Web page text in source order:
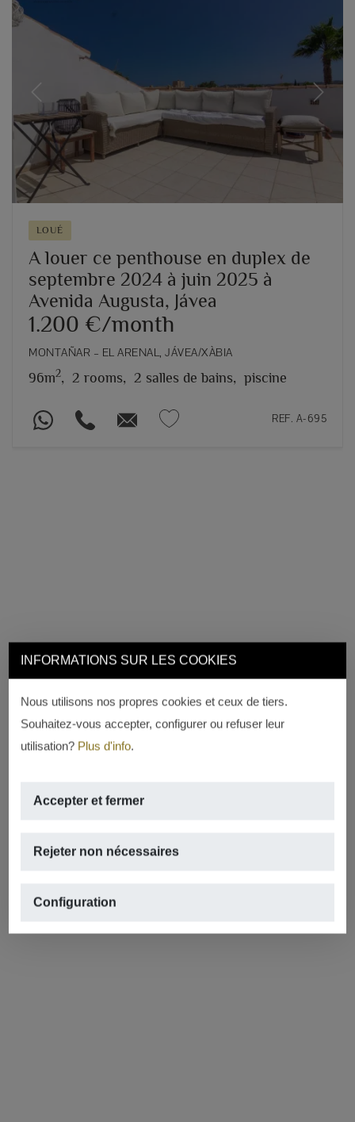
INFORMATIONS SUR LES COOKIES
Nous utilisons nos propres cookies et ceux de tiers.
Souhaitez-vous accepter, configurer ou refuser leur
utilisation? Plus d'info.
Accepter et fermer
Rejeter non nécessaires
Configuration
Previous Next
LOUÉ
A louer ce penthouse en duplex de
septembre 2024 à juin 2025 à
Avenida Augusta, Jávea
1.200 €/month
MONTAÑAR – EL ARENAL, JÁVEA/XÀBIA
96m2, 2 rooms, 2 salles de bains, piscine
REF. A-695